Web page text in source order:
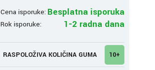
Cena isporuke: Besplatna isporuka
Rok isporuke: 1-2 radna dana
RASPOLOŽIVA KOLIČINA GUMA 10+